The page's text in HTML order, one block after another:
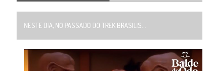
NESTE DIA, NO PASSADO DO TREK BRASILIS...